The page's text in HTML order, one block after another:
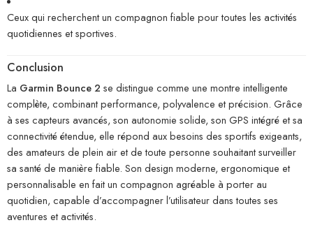
Ceux qui recherchent un compagnon fiable pour toutes les activités
quotidiennes et sportives.
Conclusion
La Garmin Bounce 2 se distingue comme une montre intelligente
complète, combinant performance, polyvalence et précision. Grâce
à ses capteurs avancés, son autonomie solide, son GPS intégré et sa
connectivité étendue, elle répond aux besoins des sportifs exigeants,
des amateurs de plein air et de toute personne souhaitant surveiller
sa santé de manière fiable. Son design moderne, ergonomique et
personnalisable en fait un compagnon agréable à porter au
quotidien, capable d’accompagner l’utilisateur dans toutes ses
aventures et activités.